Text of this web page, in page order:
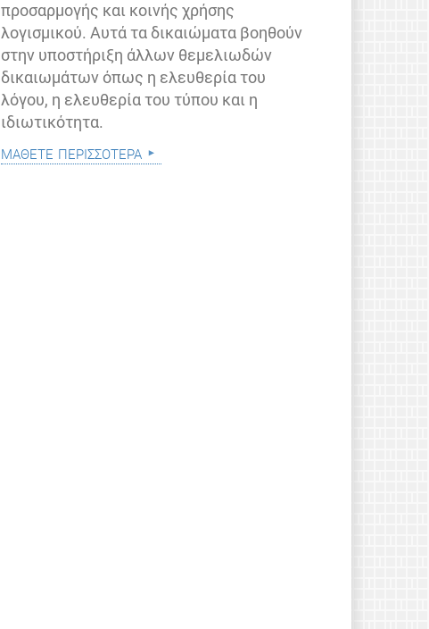
προσαρμογής και κοινής χρήσης
λογισμικού. Αυτά τα δικαιώματα βοηθούν
στην υποστήριξη άλλων θεμελιωδών
δικαιωμάτων όπως η ελευθερία του
λόγου, η ελευθερία του τύπου και η
ιδιωτικότητα.
μάθετε περισσότερα